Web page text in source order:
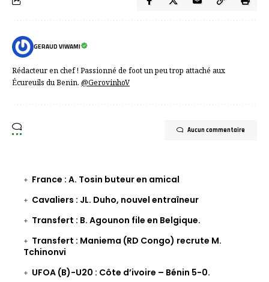
GERAUD VIWAMI
Rédacteur en chef ! Passionné de foot un peu trop attaché aux
Écureuils du Benin. @GerovinhoV
Aucun commentaire
France : A. Tosin buteur en amical
Cavaliers : JL. Duho, nouvel entraîneur
Transfert : B. Agounon file en Belgique.
Transfert : Maniema (RD Congo) recrute M.
Tchinonvi
UFOA (B)-U20 : Côte d’ivoire – Bénin 5-0.